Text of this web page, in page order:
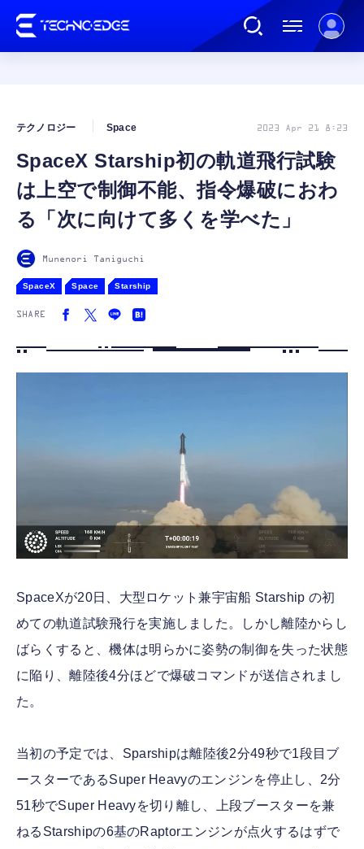
AI
ガジェット
カルチャー
SpaceX Starship初の軌道飛行試験
は上空で制御不能、指令爆破におわ
る「次に向けて多くを学べた」
テクノロジー Space 2023 Apr 21 8:23
Munenori Taniguchi
SpaceX Space Starship
SHARE
SpaceXが20日、大型ロケット兼宇宙船 Starship の初
めての軌道試験飛行を実施しました。しかし離陸からし
ばらくすると、機体は明らかに姿勢の制御を失った状態
に陥り、離陸後4分ほどで爆破コマンドが送信されまし
た。
当初の予定では、Sparshipは離陸後2分49秒で1段目ブ
ースターであるSuper Heavyのエンジンを停止し、2分
51秒でSuper Heavyを切り離し、上段ブースターを兼
ねるStarshipの6基のRaptorエンジンが点火するはずで